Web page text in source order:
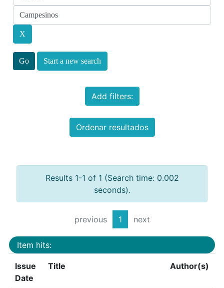
Start a new search
Add filters:
Ordenar resultados
Results 1-1 of 1 (Search time: 0.002
seconds).
previous 1 next
Item hits:
Issue
Date
Title Author(s)